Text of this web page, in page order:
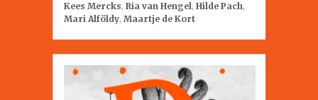
Kees Mercks, Ria van Hengel, Hilde Pach,
Mari Alföldy, Maartje de Kort